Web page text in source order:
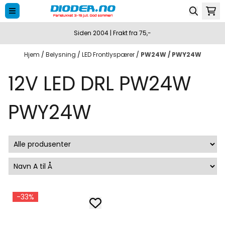
Hopp til innhold
Siden 2004 | Frakt fra 75,-
Hjem / Belysning / LED Frontlyspærer / PW24W / PWY24W
12V LED DRL PW24W
PWY24W
-33%